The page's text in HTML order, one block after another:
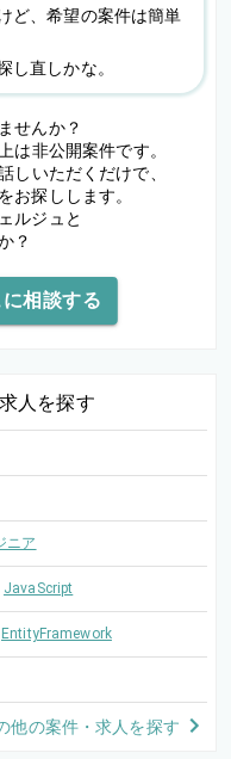
ど、希望の案件は簡単
し直しかな。
せんか？
は非公開案件です。
しいただくだけで、
お探しします。
ルジュと
？
相談する
人を探す
ニア
JavaScript
EntityFramework
他の案件・求人を探す